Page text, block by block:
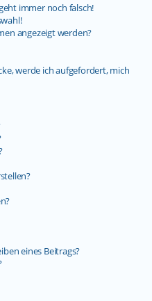
immer noch falsch!
angezeigt werden?
werde ich aufgefordert, mich
eines Beitrags?